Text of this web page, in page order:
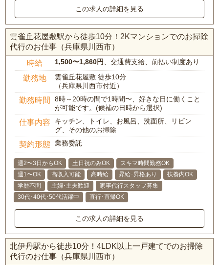
この求人の詳細を見る
雲雀丘花屋敷駅から徒歩10分！2Kマンションでのお掃除
代行のお仕事（兵庫県川西市）
時給 1,500〜1,860円 、交通費支給、前払い制度あり
勤務地
雲雀丘花屋敷 徒歩10分
（兵庫県川西市付近）
勤務時間
8時～20時の間で1時間〜、好きな日に働くこと
が可能です。(候補の日時から選択)
仕事内容
キッチン、トイレ、お風呂、洗面所、リビン
グ、その他のお掃除
契約形態 業務委託
週2〜3日からOK 土日祝のみOK
スキマ時間勤務OK
週1〜OK
高収入可能 高時給 昇給･昇格あり
扶養内OK
学歴不問
主婦･主夫歓迎
家事代行スタッフ募集
30代･40代･50代活躍中
直行･直帰OK
この求人の詳細を見る
北伊丹駅から徒歩10分！4LDK以上一戸建てでのお掃除
代行のお仕事（兵庫県川西市）